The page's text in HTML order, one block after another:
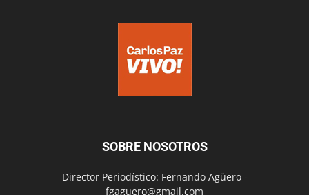
SOBRE NOSOTROS
Director Periodístico: Fernando Agüero -
fgaguero@gmail.com